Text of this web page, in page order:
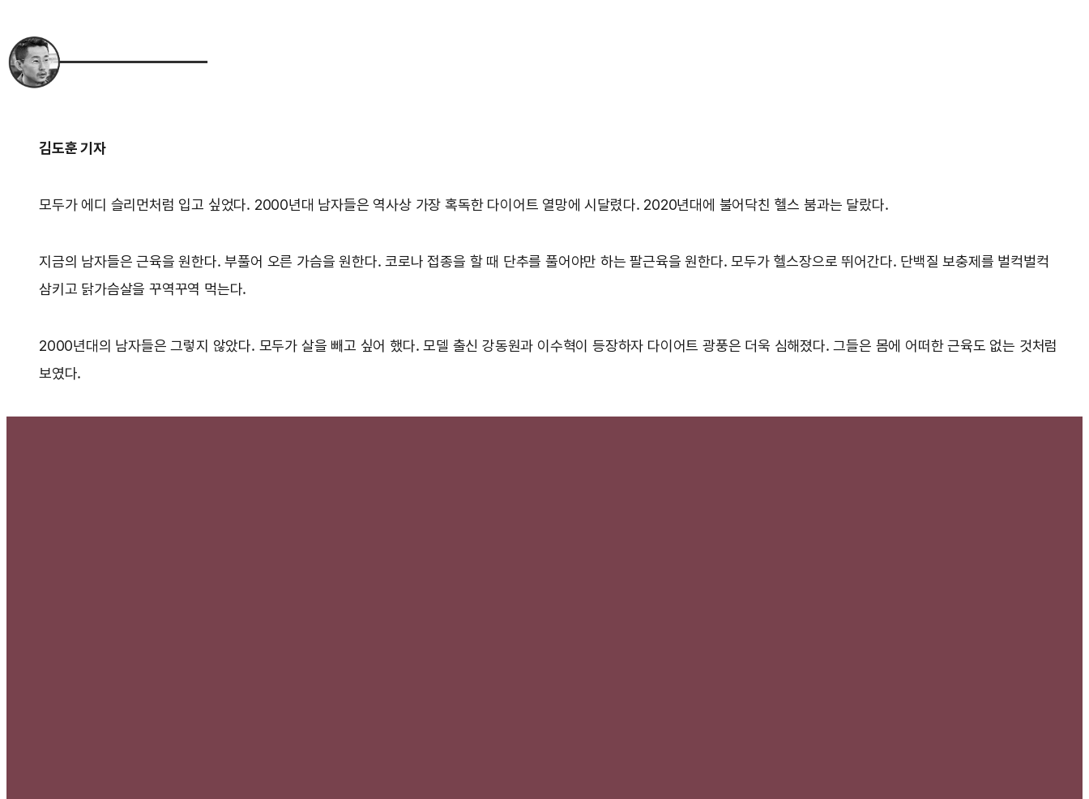
김도훈 기자
모두가 에디 슬리먼처럼 입고 싶었다. 2000년대 남자들은 역사상 가장 혹독한 다이어트 열망에 시달렸다. 2020년대에 불어닥친 헬스 붐과는 달랐다.
지금의 남자들은 근육을 원한다. 부풀어 오른 가슴을 원한다. 코로나 접종을 할 때 단추를 풀어야만 하는 팔근육을 원한다. 모두가 헬스장으로 뛰어간다. 단백질 보충제를 벌컥벌컥
삼키고 닭가슴살을 꾸역꾸역 먹는다.
2000년대의 남자들은 그렇지 않았다. 모두가 살을 빼고 싶어 했다. 모델 출신 강동원과 이수혁이 등장하자 다이어트 광풍은 더욱 심해졌다. 그들은 몸에 어떠한 근육도 없는 것처럼
보였다.